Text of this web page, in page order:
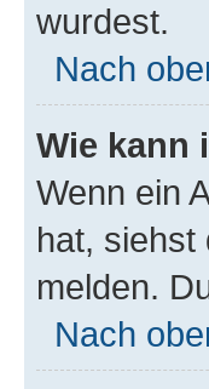
wurdest.
Nach
Wie kann
Wenn ein
hat, siehst
melden.
Nach